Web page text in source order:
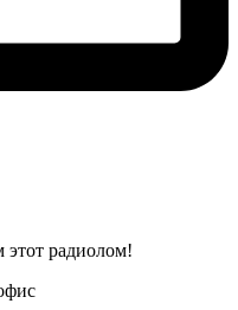
этот радиолом!